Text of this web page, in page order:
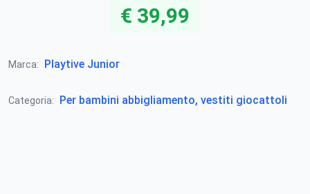
€ 39,99
Marca: Playtive Junior
Categoria: Per bambini abbigliamento, vestiti giocattoli